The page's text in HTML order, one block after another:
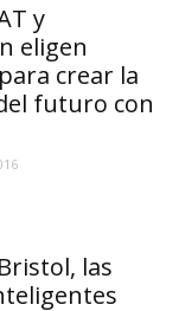
y
eligen
crear la
futuro con
las